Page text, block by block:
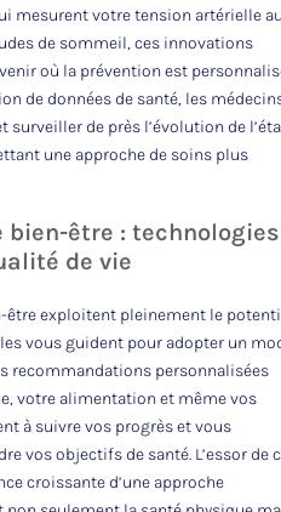
mesurent votre tension artérielle
de sommeil, ces innovations
où la prévention est
de données de santé, les
de près l’évolution de
une approche de soins plus
être : technologies
de vie
être exploitent pleinement le
vous guident pour adopter un
recommandations personnalisées
votre alimentation et même vos
à suivre vos progrès et vous
vos objectifs de santé. L’essor de
croissante d’une approche